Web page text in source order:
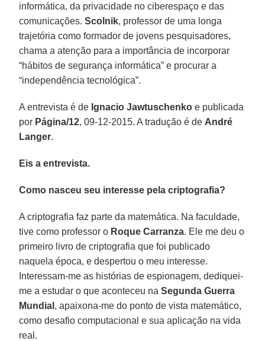
informática, da privacidade no ciberespaço e das
comunicações.Scolnik, professor de uma longa
trajetória como formador de jovens pesquisadores,
chama a atenção para a importância de incorporar
“hábitos de segurança informática” e procurar a
“independência tecnológica”.
A entrevista é de Ignacio Jawtuschenko e publicada
por Página/12, 09-12-2015. A tradução é de André
Langer.
Eis a entrevista.
Como nasceu seu interesse pela criptografia?
A criptografia faz parte da matemática. Na faculdade,
tive como professor o Roque Carranza. Ele me deu o
primeiro livro de criptografia que foi publicado
naquela época, e despertou o meu interesse.
Interessam-me as histórias de espionagem, dediquei-
me a estudar o que aconteceu naSegunda Guerra
Mundial , apaixona-me do ponto de vista matemático,
como desafio computacional e sua aplicação na vida
real.